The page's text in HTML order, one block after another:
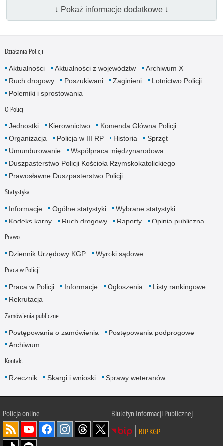
↓ Pokaż informacje dodatkowe ↓
Działania Policji
Aktualności Aktualności z województw
Archiwum X
Ruch drogowy
Poszukiwani Zaginieni
Lotnictwo Policji
Polemiki i sprostowania
O Policji
Jednostki Kierownictwo
Komenda Główna Policji
Organizacja
Policja w III RP Historia
Sprzęt
Umundurowanie
Współpraca międzynarodowa
Duszpasterstwo Policji Kościoła Rzymskokatolickiego
Prawosławne Duszpasterstwo Policji
Statystyka
Informacje Ogólne statystyki
Wybrane statystyki
Kodeks karny
Ruch drogowy Raporty Opinia publiczna
Prawo
Dziennik Urzędowy KGP Wyroki sądowe
Praca w Policji
Praca w Policji Informacje Ogłoszenia
Listy rankingowe
Rekrutacja
Zamówienia publiczne
Postępowania o zamówienia
Postępowania podprogowe
Archiwum
Kontakt
Rzecznik Skargi i wnioski Sprawy weteranów
Policjaonline
Biuletyn Informacji Publicznej
BIP KGP